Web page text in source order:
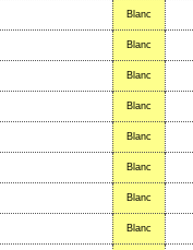
Blanc
Blanc
Blanc
Blanc
Blanc
Blanc
Blanc
Blanc